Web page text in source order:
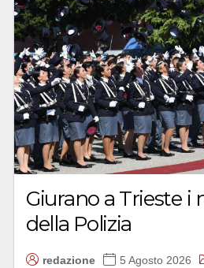
Giurano a Trieste i
della Polizia
redazione 5 Agosto 2026